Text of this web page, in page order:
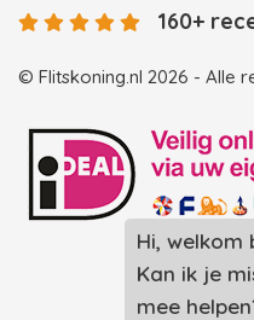
Hi, welkom
Kan ik je
mee
© Flitskoning.nl 2026 - Alle
160+
Landingspagina
Landingspagina
Photobooth huren in